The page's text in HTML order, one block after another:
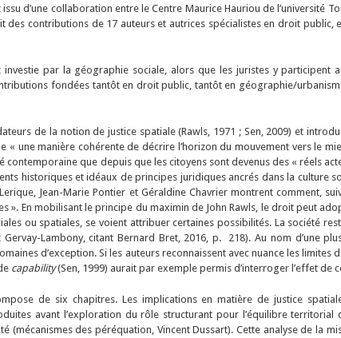
d’une collaboration entre le Centre Maurice Hauriou de l’université
des contributions de 17 auteurs et autrices spécialistes en droit
par la géographie sociale, alors que les juristes y participent
fondées tantôt en droit public, tantôt en géographie/
de la notion de justice spatiale (Rawls, 1971 ; Sen, 2009) et
une manière cohérente de décrire l’horizon du mouvement vers le
contemporaine que depuis que les citoyens sont devenus des « réels
historiques et idéaux de principes juridiques ancrés dans la culture
Jean-Marie Pontier et Géraldine Chavrier montrent comment,
En mobilisant le principe du maximin de John Rawls, le droit peut
ou spatiales, se voient attribuer certaines possibilités. La société
Lambony, citant Bernard Bret, 2016, p. 218). Au nom d’une
d’exception. Si les auteurs reconnaissent avec nuance les limites
capability(Sen, 1999) aurait par exemple permis d’interroger l’effet de
de six chapitres. Les implications en matière de justice
avant l’exploration du rôle structurant pour l’équilibre
(mécanismes des péréquation, Vincent Dussart). Cette analyse de la